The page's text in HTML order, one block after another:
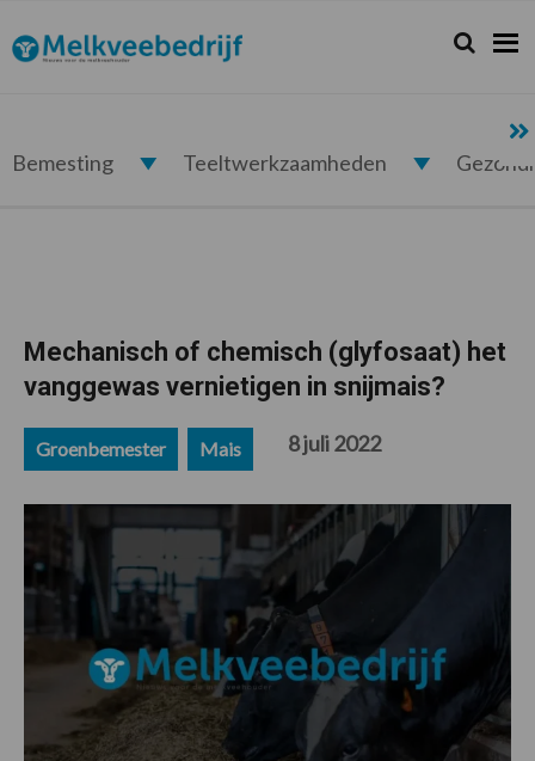
de
hoofdnavigatie
de
hoofd
de
eerste
de
voettekst
Melkveebedrijf.nl Zoeken...
Zoek
Bemesting Teeltwerkzaamheden
Mechanisch of chemisch (glyfosaat) het
vanggewas vernietigen in snijmais?
Groenbemester Mais 8 juli 2022